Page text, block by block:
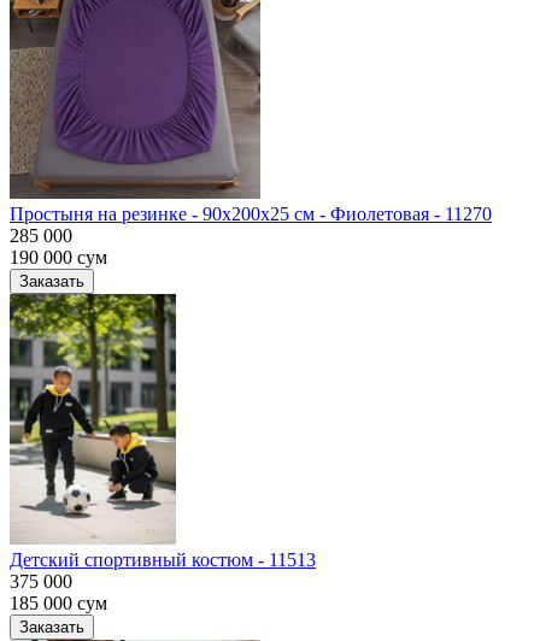
Простыня на резинке - 90x200x25 cм - Фиолетовая - 11270
285 000
190 000 сум
Заказать
Детский спортивный костюм - 11513
375 000
185 000 сум
Заказать